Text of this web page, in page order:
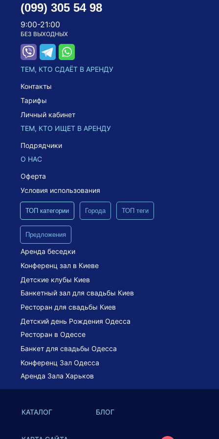
(099) 305 54 98
9:00-21:00
БЕЗ ВЫХОДНЫХ
ТЕМ, КТО СДАЁТ В АРЕНДУ
Контакты
Тарифы
Личный кабинет
ТЕМ, КТО ИЩЕТ В АРЕНДУ
Подрядчики
О НАС
Оферта
Условия использования
ТОП категории Города ТОП теги
Предложения
Аренда беседки
Конференц зал в Киеве
Детские клубы Киев
Банкетный зал для свадьбы Киев
Ресторан для свадьбы Киев
Детский день Рождения Одесса
Ресторан в Одессе
Банкет для свадьбы Одесса
Конференц Зал Одесса
Аренда Зала Харьков
КАТАЛОГ БЛОГ